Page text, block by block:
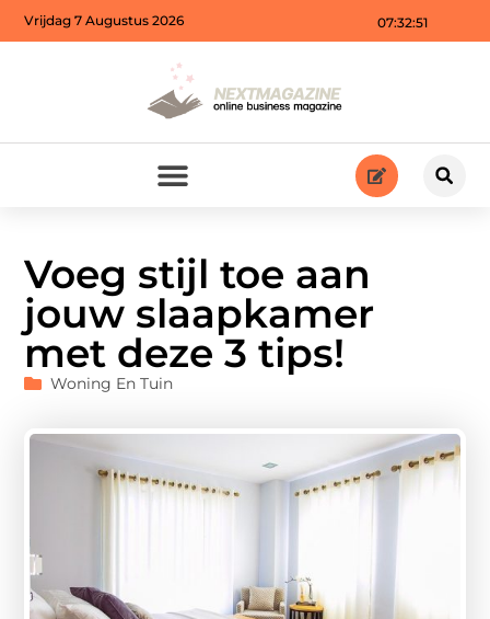
07:32:53
Vrijdag 7 Augustus 2026
Voeg stijl toe aan
jouw slaapkamer
met deze 3 tips!
Woning En Tuin